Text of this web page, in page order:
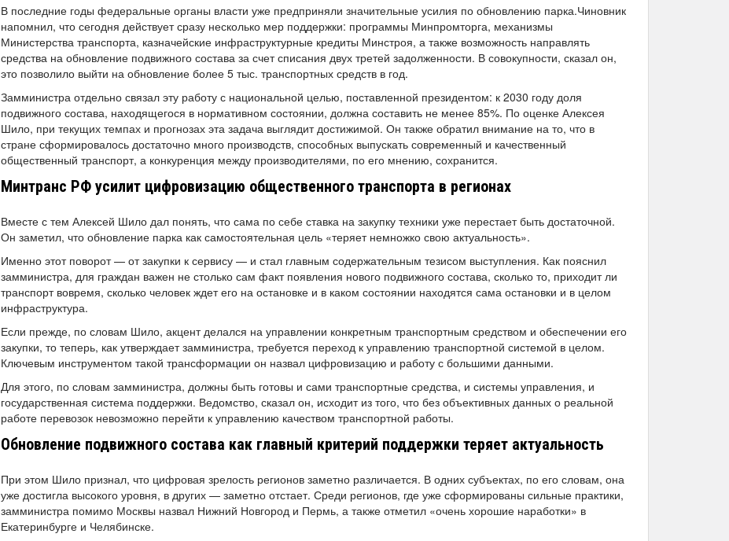
В последние годы федеральные органы власти уже предприняли значительные усилия по обновлению парка.Чиновник
напомнил, что сегодня действует сразу несколько мер поддержки: программы Минпромторга, механизмы
Министерства транспорта, казначейские инфраструктурные кредиты Минстроя, а также возможность направлять
средства на обновление подвижного состава за счет списания двух третей задолженности. В совокупности, сказал он,
это позволило выйти на обновление более 5 тыс. транспортных средств в год.
Замминистра отдельно связал эту работу с национальной целью, поставленной президентом: к 2030 году доля
подвижного состава, находящегося в нормативном состоянии, должна составить не менее 85%. По оценке Алексея
Шило, при текущих темпах и прогнозах эта задача выглядит достижимой. Он также обратил внимание на то, что в
стране сформировалось достаточно много производств, способных выпускать современный и качественный
общественный транспорт, а конкуренция между производителями, по его мнению, сохранится.
Минтранс РФ усилит цифровизацию общественного транспорта в регионах
Вместе с тем Алексей Шило дал понять, что сама по себе ставка на закупку техники уже перестает быть достаточной.
Он заметил, что обновление парка как самостоятельная цель «теряет немножко свою актуальность».
Именно этот поворот — от закупки к сервису — и стал главным содержательным тезисом выступления. Как пояснил
замминистра, для граждан важен не столько сам факт появления нового подвижного состава, сколько то, приходит ли
транспорт вовремя, сколько человек ждет его на остановке и в каком состоянии находятся сама остановки и в целом
инфраструктура.
Если прежде, по словам Шило, акцент делался на управлении конкретным транспортным средством и обеспечении его
закупки, то теперь, как утверждает замминистра, требуется переход к управлению транспортной системой в целом.
Ключевым инструментом такой трансформации он назвал цифровизацию и работу с большими данными.
Для этого, по словам замминистра, должны быть готовы и сами транспортные средства, и системы управления, и
государственная система поддержки. Ведомство, сказал он, исходит из того, что без объективных данных о реальной
работе перевозок невозможно перейти к управлению качеством транспортной работы.
Обновление подвижного состава как главный критерий поддержки теряет актуальность
При этом Шило признал, что цифровая зрелость регионов заметно различается. В одних субъектах, по его словам, она
уже достигла высокого уровня, в других — заметно отстает. Среди регионов, где уже сформированы сильные практики,
замминистра помимо Москвы назвал Нижний Новгород и Пермь, а также отметил «очень хорошие наработки» в
Екатеринбурге и Челябинске.